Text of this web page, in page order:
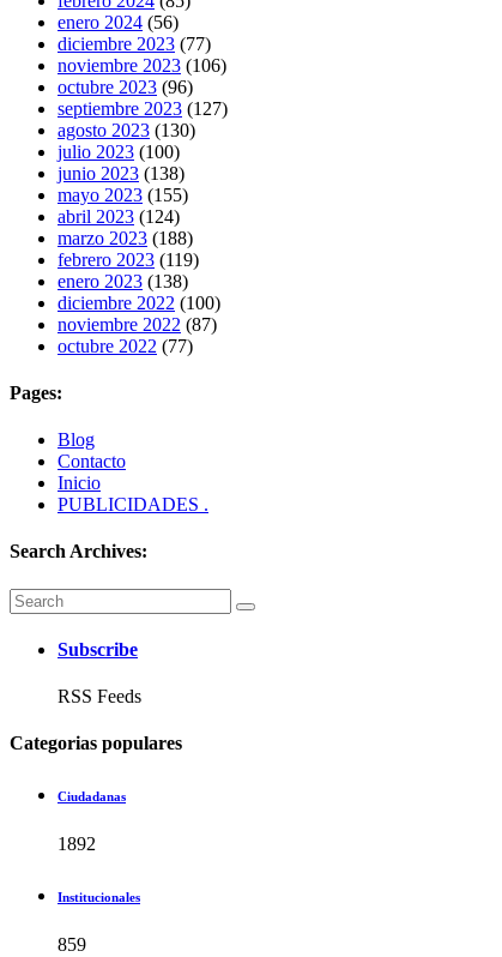
enero 2024 (56)
diciembre 2023 (77)
noviembre 2023 (106)
octubre 2023 (96)
septiembre 2023 (127)
agosto 2023 (130)
julio 2023 (100)
junio 2023 (138)
mayo 2023 (155)
abril 2023 (124)
marzo 2023 (188)
febrero 2023 (119)
enero 2023 (138)
diciembre 2022 (100)
noviembre 2022 (87)
octubre 2022 (77)
Pages:
Blog
Contacto
Inicio
PUBLICIDADES .
Search Archives:
Subscribe
RSS Feeds
Categorias populares
Ciudadanas
1892
Institucionales
859